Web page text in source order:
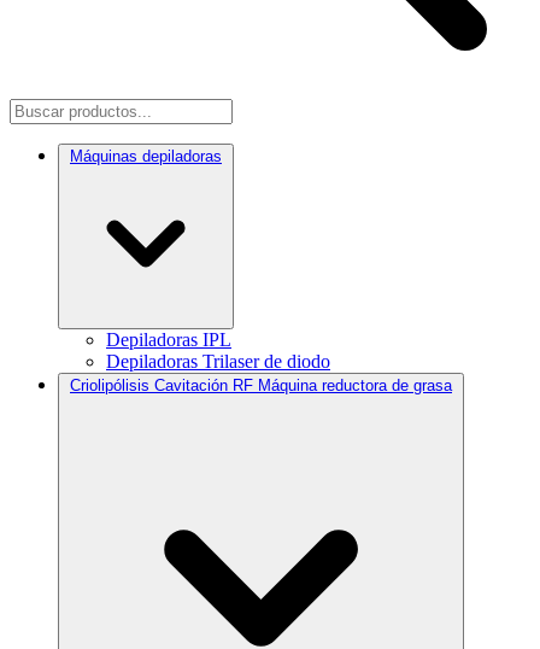
Máquinas depiladoras
Depiladoras IPL
Depiladoras Trilaser de diodo
Criolipólisis Cavitación RF Máquina reductora de grasa